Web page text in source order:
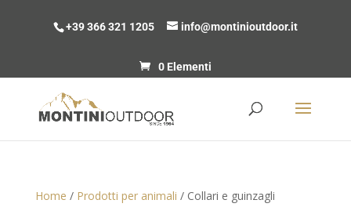
+39 366 321 1205 info@montinioutdoor.it
0 Elementi
Home / Prodotti per animali / Collari e guinzagli